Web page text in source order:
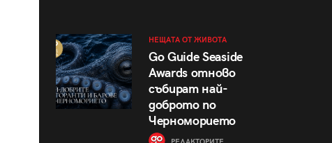
НЕЩАТА ОТ ЖИВОТА
Go Guide Seaside
Awards отново
събират най-
доброто по
Черноморието